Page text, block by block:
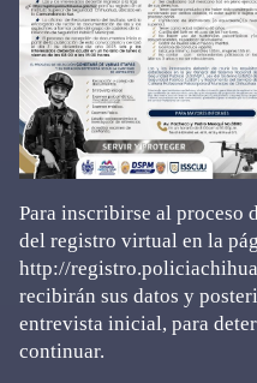
Para inscribirse al proceso
del registro virtual en la
http://
recibirán sus datos y
entrevista inicial, para
continuar.